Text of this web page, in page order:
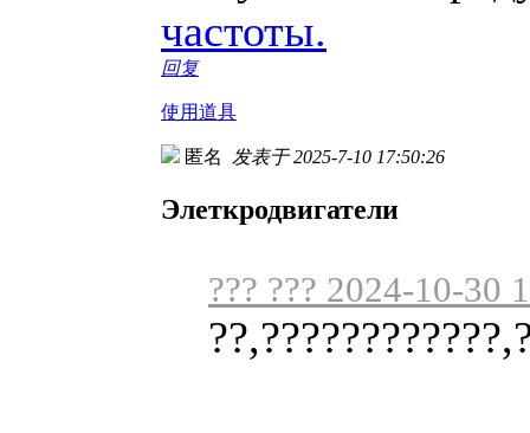
частоты.
回复
使用道具
匿名 发表于 2025-7-10 17:50:26
Элеткродвигатели
??? ??? 2024-10-30